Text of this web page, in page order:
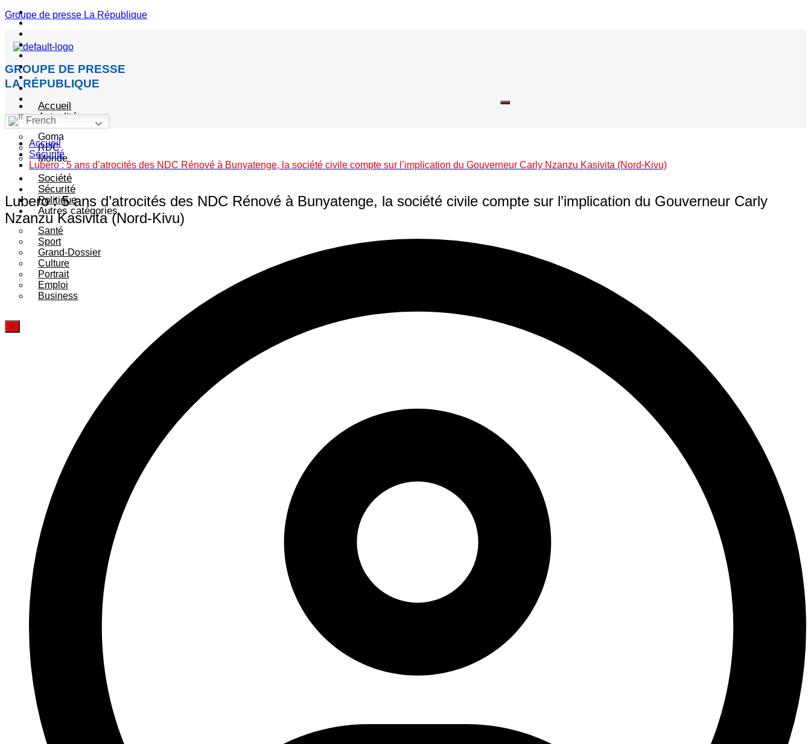
Groupe de presse La République
GROUPE DE PRESSE
LA RÉPUBLIQUE
Accueil
Actualité
Goma
RDC
Monde
Société
Sécurité
Politique
Autres catégories
Santé
Sport
Grand-Dossier
Culture
Portrait
Emploi
Business
X
Menu
French
Accueil
Sécurité
Lubero : 5 ans d’atrocités des NDC Rénové à Bunyatenge, la société civile compte sur l’implication du Gouverneur Carly Nzanzu Kasivita (Nord-Kivu)
Lubero : 5 ans d’atrocités des NDC Rénové à Bunyatenge, la société civile compte sur l’implication du Gouverneur Carly
Nzanzu Kasivita (Nord-Kivu)